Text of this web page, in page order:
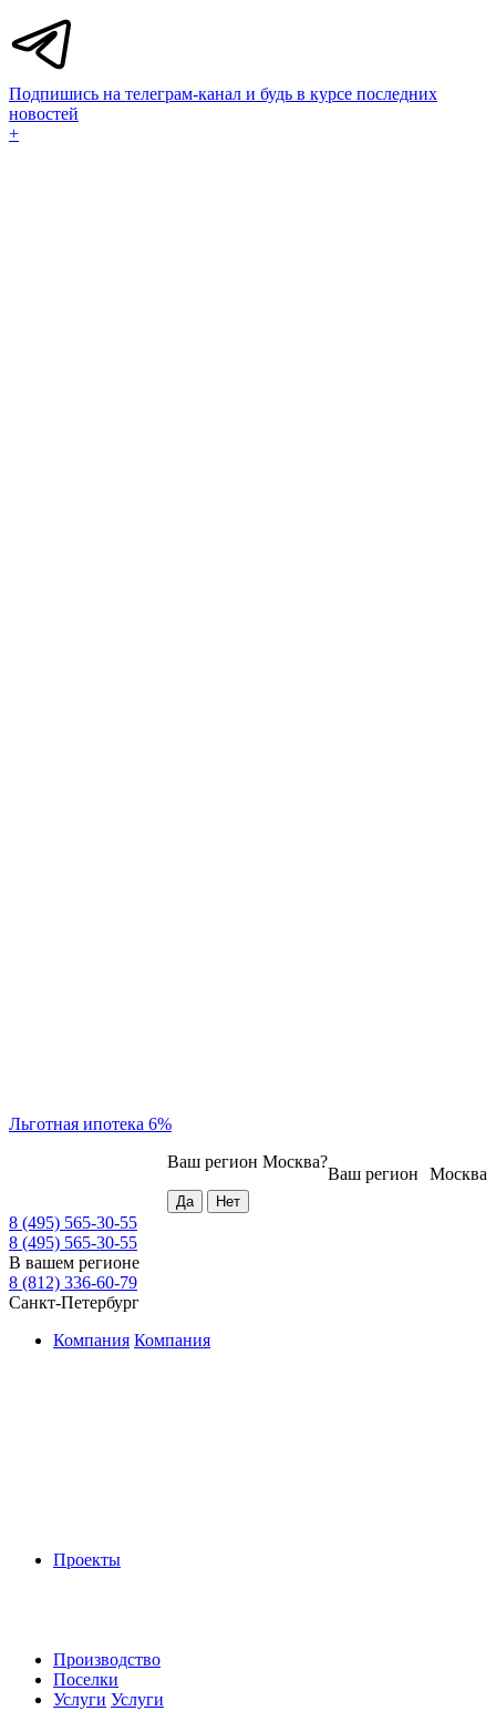
Подпишись на телеграм-канал и будь в курсе последних
новостей
+
Льготная ипотека 6%
Москва
Ваш регион
Ваш регион Москва?
8 (495) 565-30-55
8 (495) 565-30-55
В вашем регионе
8 (812) 336-60-79
Санкт-Петербург
Компания Компания
Проекты
Производство
Поселки
Услуги Услуги